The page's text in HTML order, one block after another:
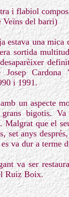
i flabiol
Veïns del barri)
estava una mica
sortida
Josep
i 1991.
un aspecte
bigotis.
Malgrat que el
set anys
va dur a terme
va ser
Ruiz Boix.